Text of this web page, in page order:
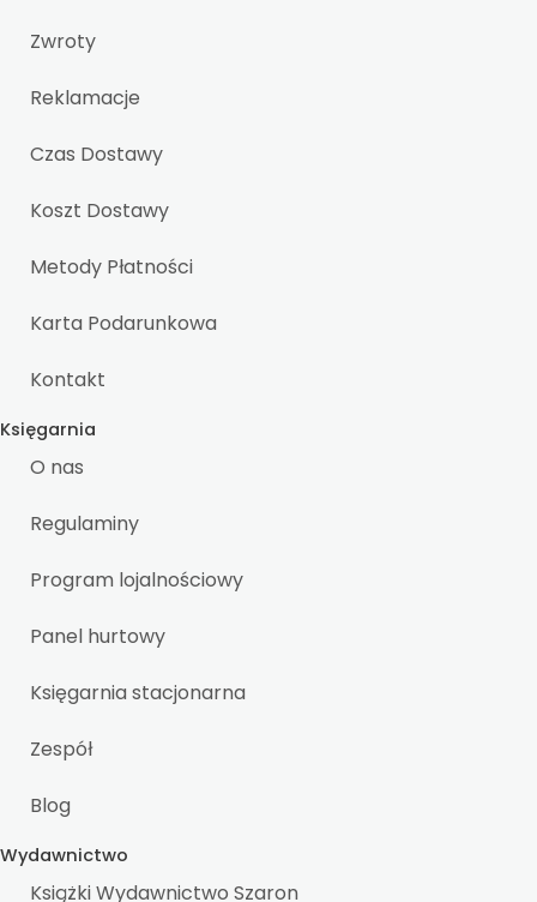
Zwroty
Reklamacje
Czas Dostawy
Koszt Dostawy
Metody Płatności
Karta Podarunkowa
Kontakt
Księgarnia
O nas
Regulaminy
Program lojalnościowy
Panel hurtowy
Księgarnia stacjonarna
Zespół
Blog
Wydawnictwo
Książki Wydawnictwo Szaron